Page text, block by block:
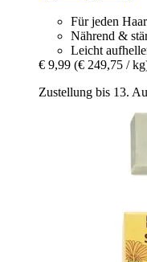
Für jeden
Nährend &
Leicht
€ 9,99 (€ 249,75 /
Zustellung bis 13.